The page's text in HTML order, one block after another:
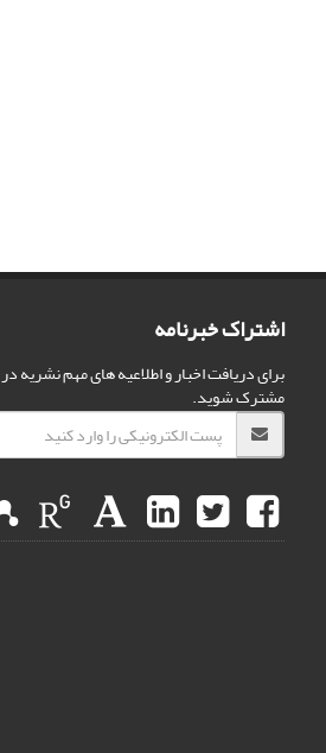
اشتراک خبرنامه
برای دریافت اخبار و اطلاعیه های مهم نشریه
مشترک شوید.